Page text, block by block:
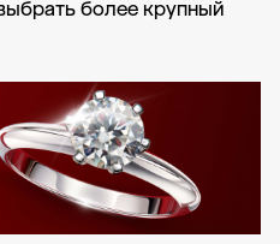
более крупный